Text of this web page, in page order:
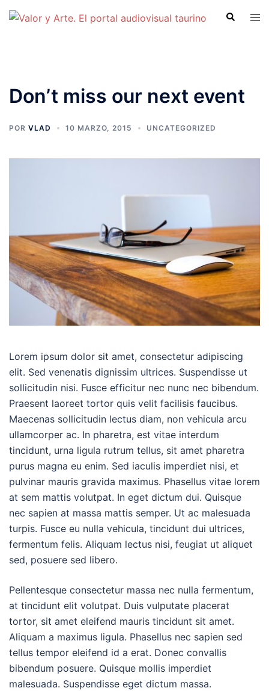
Saltar
Buscar
Don’t miss our next event
POR VLAD 10 MARZO, 2015 UNCATEGORIZED
Lorem ipsum dolor sit amet, consectetur adipiscing
elit. Sed venenatis dignissim ultrices. Suspendisse ut
sollicitudin nisi. Fusce efficitur nec nunc nec bibendum.
Praesent laoreet tortor quis velit facilisis faucibus.
Maecenas sollicitudin lectus diam, non vehicula arcu
ullamcorper ac. In pharetra, est vitae interdum
tincidunt, urna ligula rutrum tellus, sit amet pharetra
purus magna eu enim. Sed iaculis imperdiet nisi, et
pulvinar mauris gravida maximus. Phasellus vitae lorem
at sem mattis volutpat. In eget dictum dui. Quisque
nec sapien at massa mattis semper. Ut ac malesuada
turpis. Fusce eu nulla vehicula, tincidunt dui ultrices,
fermentum felis. Aliquam lectus nisi, feugiat ut aliquet
sed, posuere sed libero.
Pellentesque consectetur massa nec nulla fermentum,
at tincidunt elit volutpat. Duis vulputate placerat
tortor, sit amet eleifend mauris tincidunt sit amet.
Aliquam a maximus ligula. Phasellus nec sapien sed
tellus tempor eleifend id a erat. Donec convallis
bibendum posuere. Quisque mollis imperdiet
malesuada. Suspendisse eget dictum massa.